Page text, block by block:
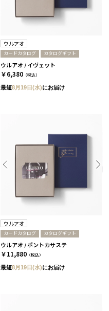
ウルアオ
カードカタログ カタログギフト
ウルアオ / イヴェット
￥6,380 （税込）
最短8月19日(水)にお届け
ウルアオ
カードカタログ カタログギフト
ウルアオ / ポントカサステ
￥11,880 （税込）
最短8月19日(水)にお届け